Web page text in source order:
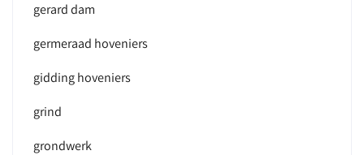
gerard dam
germeraad hoveniers
gidding hoveniers
grind
grondwerk